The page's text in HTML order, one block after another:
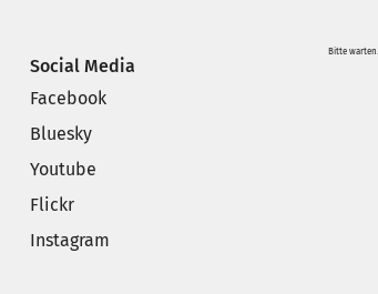
Social Media
Facebook
Bluesky
Youtube
Flickr
Instagram
Bitte